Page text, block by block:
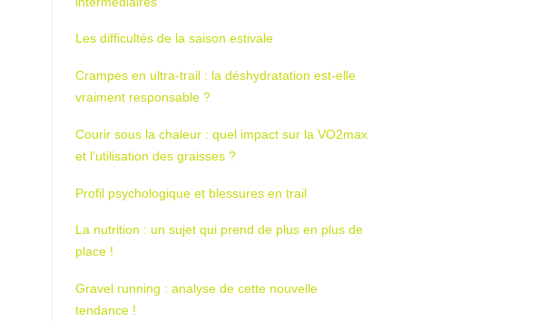
Les difficultés de la saison estivale
Crampes en ultra-trail : la déshydratation est-elle
vraiment responsable ?
Courir sous la chaleur : quel impact sur la VO2max
et l’utilisation des graisses ?
Profil psychologique et blessures en trail
La nutrition : un sujet qui prend de plus en plus de
place !
Gravel running : analyse de cette nouvelle
tendance !